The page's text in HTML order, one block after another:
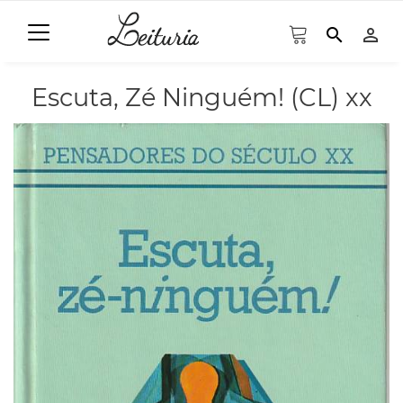
search person_outline
Escuta, Zé Ninguém! (CL) xx